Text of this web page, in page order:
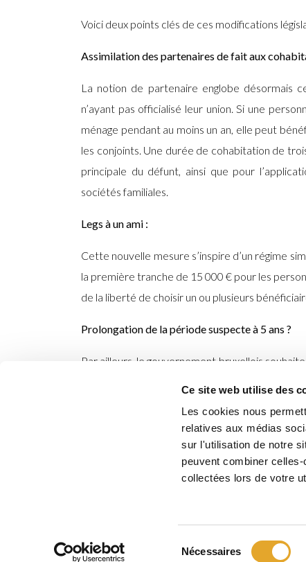
Ce site web utilise des
Les cookies nous
relatives aux médias
sur l'utilisation de notre
peuvent combiner
collectées lors de votre
Nécessaires
Voici deux points clés de ces modifications
Assimilation des partenaires de fait aux
La notion de partenaire englobe désormais
n’ayant pas officialisé leur union. Si une
ménage pendant au moins un an, elle peut
les conjoints. Une durée de cohabitation de
principale du défunt, ainsi que pour
sociétés familiales.
Legs à un ami :
Cette nouvelle mesure s’inspire d’un régime
la première tranche de 15 000 € pour les
de la liberté de choisir un ou plusieurs
Prolongation de la période suspecteà 5 ans ?
Par ailleurs, le gouvernement bruxellois
Si vous souhaitez une évaluation détaillée
sommes disponibles pour vous assister.
© Copyright 2026 •Yours - Business & Family Advisory SA